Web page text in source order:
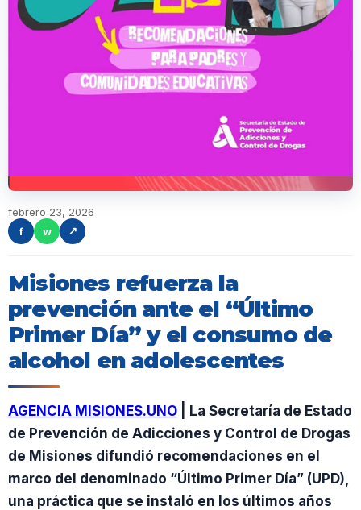
febrero 23, 2026
f
w ↗
Misiones refuerza la
prevención ante el “Último
Primer Día” y el consumo de
alcohol en adolescentes
AGENCIA MISIONES.UNO | La Secretaría de Estado
de Prevención de Adicciones y Control de Drogas
de Misiones difundió recomendaciones en el
marco del denominado “Último Primer Día” (UPD),
una práctica que se instaló en los últimos años